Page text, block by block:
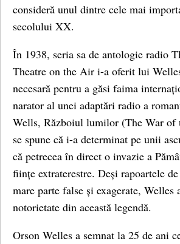
consideră unul dintre cele mai
secolului XX.
În 1938, seria sa de antologie radio
Theatre on the Air i-a oferit lui
necesară pentru a găsi faima
narator al unei adaptări radio a
Wells, Războiul lumilor (The War of
se spune că i-a determinat pe unii
că petrecea în direct o invazie a
ființe extraterestre. Deși rapoartele
mare parte false și exagerate, Welles
notorietate din această legendă.
Orson Welles a semnat la 25 de ani